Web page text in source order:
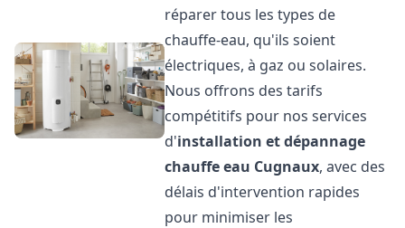
réparer tous les types de
chauffe-eau, qu'ils soient
électriques, à gaz ou solaires.
Nous offrons des tarifs
compétitifs pour nos services
d'installation et dépannage
chauffe eau Cugnaux, avec des
délais d'intervention rapides
pour minimiser les